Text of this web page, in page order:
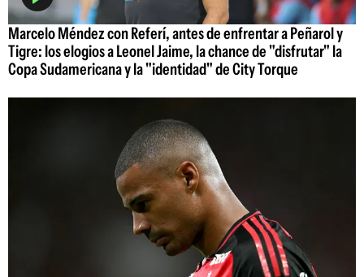
Marcelo Méndez con Referí, antes de enfrentar a Peñarol y
Tigre: los elogios a Leonel Jaime, la chance de "disfrutar" la
Copa Sudamericana y la "identidad" de City Torque